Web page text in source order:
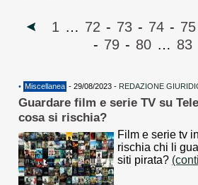
1 … 72 - 73 - 74 - 75
- 79 - 80 … 83
• Miscellanea - 29/08/2023 - REDAZIONE
Guardare film e serie TV su
cosa si rischia?
Film e serie tv
rischia chi li
siti pirata?